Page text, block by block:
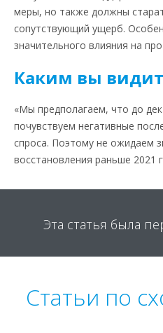
меры, но также должны
сопутствующий ущерб.
значительного влияния на
Каким вы
«Мы предполагаем, что до
почувствуем негативные
спроса. Поэтому не ожидаем
восстановления раньше 2021
Эта статья была
Статьи по